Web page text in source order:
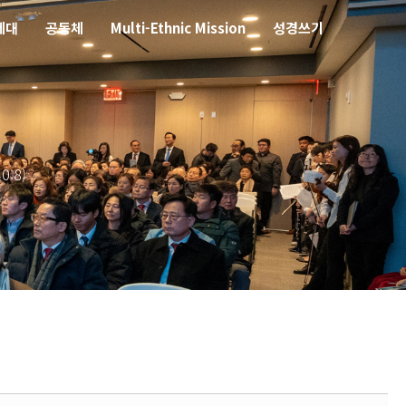
대 공동체 Multi-Ethnic Mission 성경쓰기